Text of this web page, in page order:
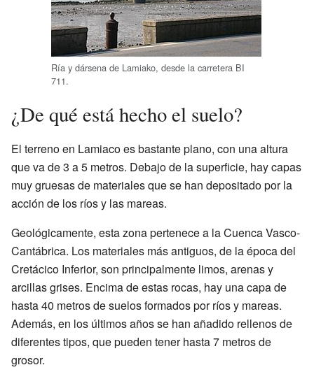
Ría y dársena de Lamiako, desde la carretera BI
711.
¿De qué está hecho el suelo?
El terreno en Lamiaco es bastante plano, con una altura
que va de 3 a 5 metros. Debajo de la superficie, hay capas
muy gruesas de materiales que se han depositado por la
acción de los ríos y las mareas.
Geológicamente, esta zona pertenece a la Cuenca Vasco-
Cantábrica. Los materiales más antiguos, de la época del
Cretácico Inferior, son principalmente limos, arenas y
arcillas grises. Encima de estas rocas, hay una capa de
hasta 40 metros de suelos formados por ríos y mareas.
Además, en los últimos años se han añadido rellenos de
diferentes tipos, que pueden tener hasta 7 metros de
grosor.